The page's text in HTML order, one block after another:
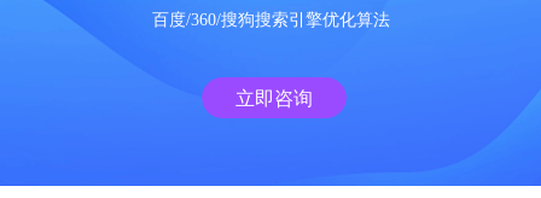
百度/360/搜狗搜索引擎优化算法
立即咨询
限时优惠咨询中